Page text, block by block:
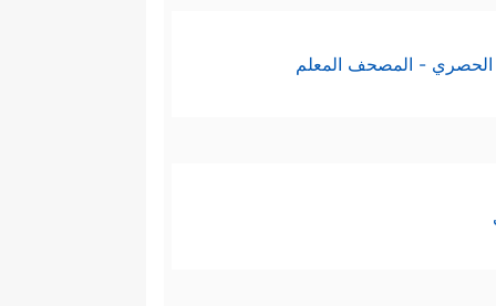
الحصري - المصحف المعلم